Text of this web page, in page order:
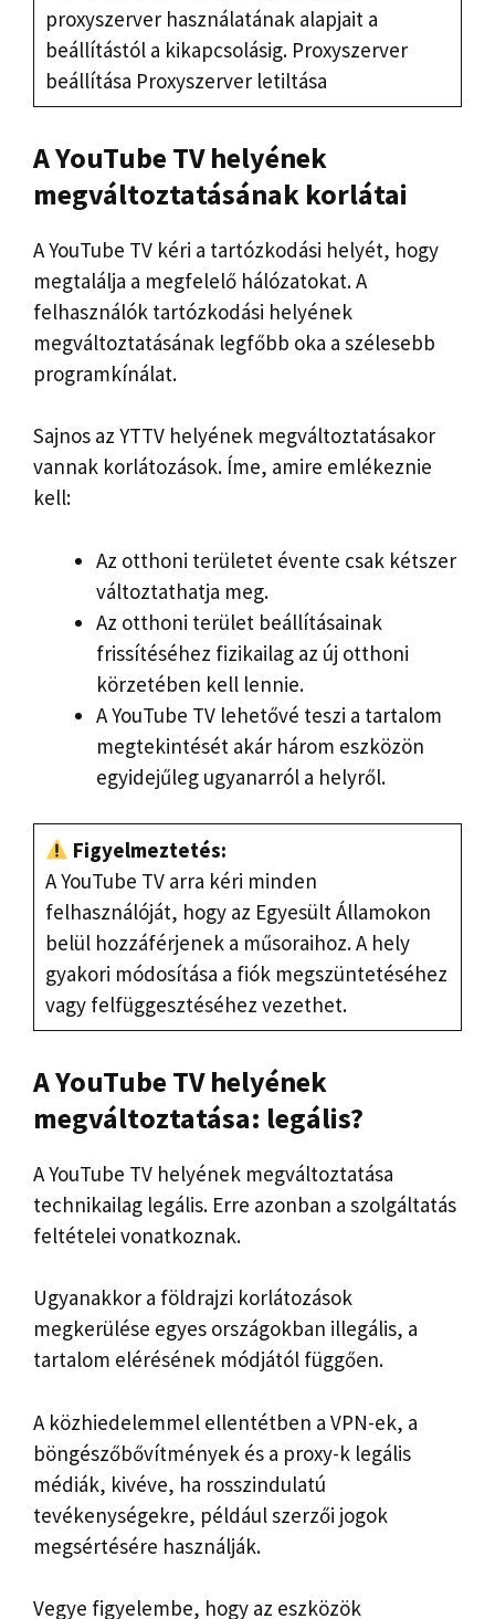
proxyszerver használatának alapjait a
beállítástól a kikapcsolásig. Proxyszerver
beállítása Proxyszerver letiltása
A YouTube TV helyének
megváltoztatásának korlátai
A YouTube TV kéri a tartózkodási helyét, hogy
megtalálja a megfelelő hálózatokat. A
felhasználók tartózkodási helyének
megváltoztatásának legfőbb oka a szélesebb
programkínálat.
Sajnos az YTTV helyének megváltoztatásakor
vannak korlátozások. Íme, amire emlékeznie
kell:
Az otthoni területet évente csak kétszer
változtathatja meg.
Az otthoni terület beállításainak
frissítéséhez fizikailag az új otthoni
körzetében kell lennie.
A YouTube TV lehetővé teszi a tartalom
megtekintését akár három eszközön
egyidejűleg ugyanarról a helyről.
Figyelmeztetés:
A YouTube TV arra kéri minden
felhasználóját, hogy az Egyesült Államokon
belül hozzáférjenek a műsoraihoz. A hely
gyakori módosítása a fiók megszüntetéséhez
vagy felfüggesztéséhez vezethet.
A YouTube TV helyének
megváltoztatása: legális?
A YouTube TV helyének megváltoztatása
technikailag legális. Erre azonban a szolgáltatás
feltételei vonatkoznak.
Ugyanakkor a földrajzi korlátozások
megkerülése egyes országokban illegális, a
tartalom elérésének módjától függően.
A közhiedelemmel ellentétben a VPN-ek, a
böngészőbővítmények és a proxy-k legális
médiák, kivéve, ha rosszindulatú
tevékenységekre, például szerzői jogok
megsértésére használják.
Vegye figyelembe, hogy az eszközök